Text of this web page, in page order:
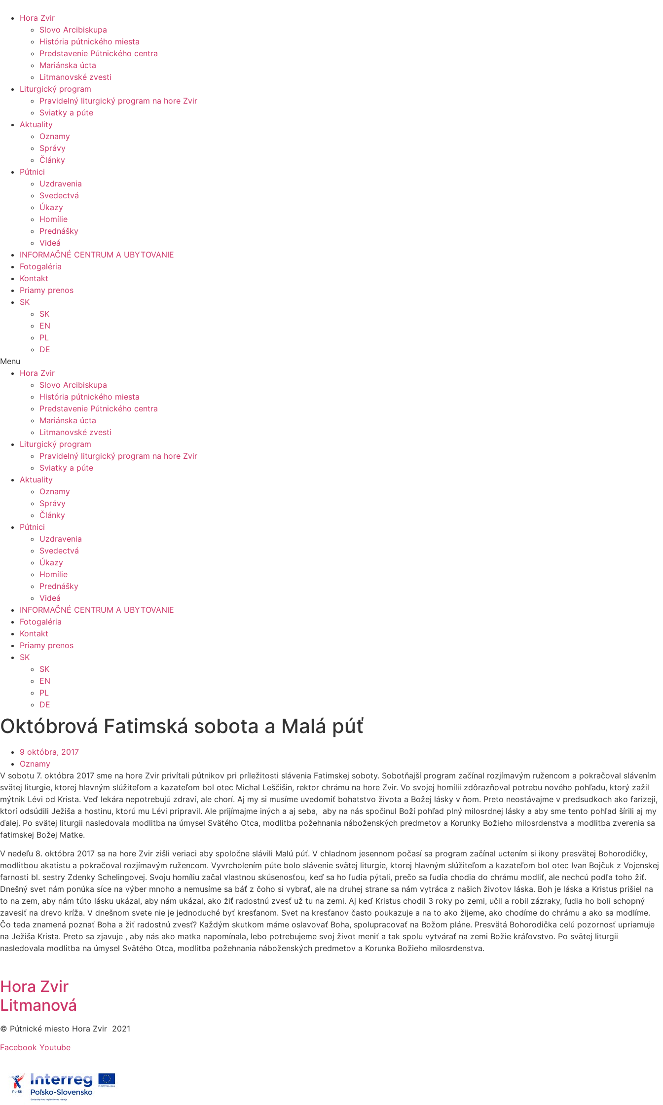
Hora Zvir
Slovo Arcibiskupa
História pútnického miesta
Predstavenie Pútnického centra
Mariánska úcta
Litmanovské zvesti
Liturgický program
Pravidelný liturgický program na hore Zvir
Sviatky a púte
Aktuality
Oznamy
Správy
Články
Pútnici
Uzdravenia
Svedectvá
Úkazy
Homílie
Prednášky
Videá
INFORMAČNÉ CENTRUM A UBYTOVANIE
Fotogaléria
Kontakt
Priamy prenos
SK
SK
EN
PL
DE
Menu
Hora Zvir
Slovo Arcibiskupa
História pútnického miesta
Predstavenie Pútnického centra
Mariánska úcta
Litmanovské zvesti
Liturgický program
Pravidelný liturgický program na hore Zvir
Sviatky a púte
Aktuality
Oznamy
Správy
Články
Pútnici
Uzdravenia
Svedectvá
Úkazy
Homílie
Prednášky
Videá
INFORMAČNÉ CENTRUM A UBYTOVANIE
Fotogaléria
Kontakt
Priamy prenos
SK
SK
EN
PL
DE
Októbrová Fatimská sobota a Malá púť
9 októbra, 2017
Oznamy
V sobotu 7. októbra 2017 sme na hore Zvir privítali pútnikov pri príležitosti slávenia Fatimskej soboty. Sobotňajší program začínal rozjímavým ružencom a pokračoval slávením
svätej liturgie, ktorej hlavným slúžiteľom a kazateľom bol otec Michal Leščišin, rektor chrámu na hore Zvir. Vo svojej homílii zdôrazňoval potrebu nového pohľadu, ktorý zažil
mýtnik Lévi od Krista. Veď lekára nepotrebujú zdraví, ale chorí. Aj my si musíme uvedomiť bohatstvo života a Božej lásky v ňom. Preto neostávajme v predsudkoch ako farizeji,
ktorí odsúdili Ježiša a hostinu, ktorú mu Lévi pripravil. Ale prijímajme iných a aj seba, aby na nás spočinul Boží pohľad plný milosrdnej lásky a aby sme tento pohľad šírili aj my
ďalej. Po svätej liturgii nasledovala modlitba na úmysel Svätého Otca, modlitba požehnania náboženských predmetov a Korunky Božieho milosrdenstva a modlitba zverenia sa
fatimskej Božej Matke.
V nedeľu 8. októbra 2017 sa na hore Zvir zišli veriaci aby spoločne slávili Malú púť. V chladnom jesennom počasí sa program začínal uctením si ikony presvätej Bohorodičky,
modlitbou akatistu a pokračoval rozjímavým ružencom. Vyvrcholením púte bolo slávenie svätej liturgie, ktorej hlavným slúžiteľom a kazateľom bol otec Ivan Bojčuk z Vojenskej
farnosti bl. sestry Zdenky Schelingovej. Svoju homíliu začal vlastnou skúsenosťou, keď sa ho ľudia pýtali, prečo sa ľudia chodia do chrámu modliť, ale nechcú podľa toho žiť.
Dnešný svet nám ponúka síce na výber mnoho a nemusíme sa báť z čoho si vybrať, ale na druhej strane sa nám vytráca z našich životov láska. Boh je láska a Kristus prišiel na
to na zem, aby nám túto lásku ukázal, aby nám ukázal, ako žiť radostnú zvesť už tu na zemi. Aj keď Kristus chodil 3 roky po zemi, učil a robil zázraky, ľudia ho boli schopný
zavesiť na drevo kríža. V dnešnom svete nie je jednoduché byť kresťanom. Svet na kresťanov často poukazuje a na to ako žijeme, ako chodíme do chrámu a ako sa modlíme.
Čo teda znamená poznať Boha a žiť radostnú zvesť? Každým skutkom máme oslavovať Boha, spolupracovať na Božom pláne. Presvätá Bohorodička celú pozornosť upriamuje
na Ježiša Krista. Preto sa zjavuje , aby nás ako matka napomínala, lebo potrebujeme svoj život meniť a tak spolu vytvárať na zemi Božie kráľovstvo. Po svätej liturgii
nasledovala modlitba na úmysel Svätého Otca, modlitba požehnania náboženských predmetov a Korunka Božieho milosrdenstva.
Hora Zvir
Litmanová
© Pútnické miesto Hora Zvir 2021
Facebook Youtube